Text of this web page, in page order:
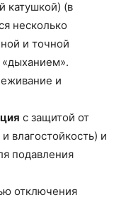
катушкой) (в
несколько
и точной
и
с защитой от
влагостойкость) и
подавления
отключения